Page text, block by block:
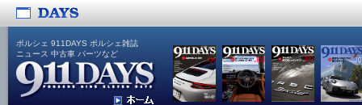
ポルシェ 911DAYS ポルシェ雑誌
ニュース 中古車 パーツなど